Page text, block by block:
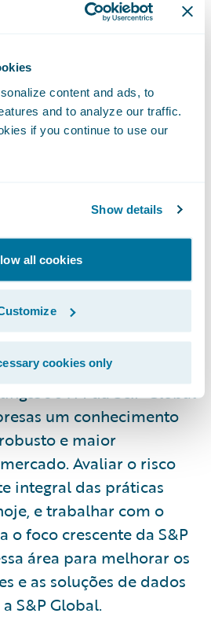
content and ads, to
and to analyze our traffic.
if you continue to use our
Show details
all cookies
cookies only
mais transparência
e os dados sobre as
Global Ratings serão
inteligência sobre risco
Cyence Risk
combinação patenteada
examinam o risco
um todo abrangendo
e tecnologia,
da S&P Global
um conhecimento
e maior
Avaliar o risco
integral das práticas
e trabalhar com o
o foco crescente da S&P
área para melhorar os
e as soluções de dados
S&P Global.